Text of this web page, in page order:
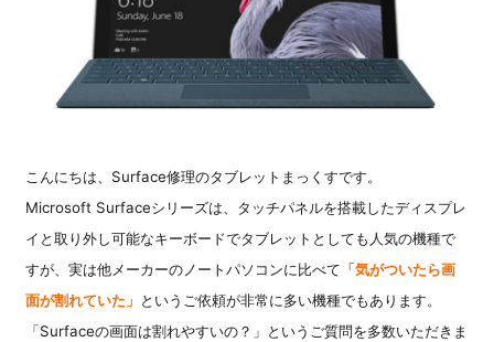
こんにちは、Surface修理のタブレットまっくすです。
Microsoft Surfaceシリーズは、タッチパネルを搭載したディスプレ
イと取り外し可能なキーボードでタブレットとしても人気の機種で
すが、実は他メーカーのノートパソコンに比べて 「気がついたら画
面が割れていた」 というご依頼が非常に多い機種でもあります。
「Surfaceの画面は割れやすいの？」というご質問を多数いただきま